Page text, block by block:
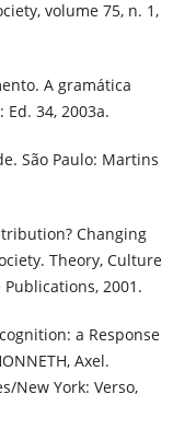
volume 75, n. 1,
A gramática
34, 2003a.
São Paulo: Martins
Changing
Theory, Culture
Publications, 2001.
a Response
Axel.
New York: Verso,